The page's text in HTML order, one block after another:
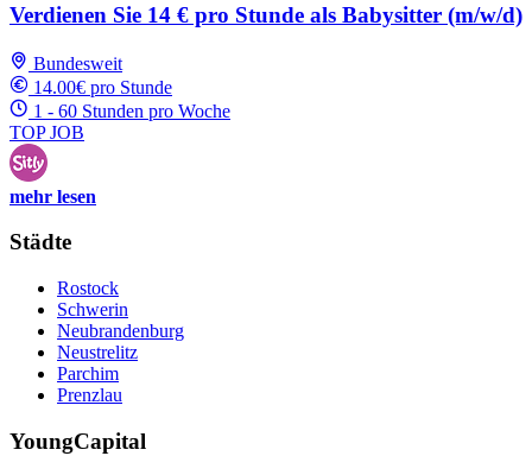
Verdienen Sie 14 € pro Stunde als Babysitter (m/w/d)
Bundesweit
14.00€ pro Stunde
1 - 60 Stunden pro Woche
TOP JOB
mehr lesen
Städte
Rostock
Schwerin
Neubrandenburg
Neustrelitz
Parchim
Prenzlau
YoungCapital